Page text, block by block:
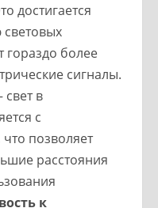
достигается
гораздо более
сигналы.
свет в
с
позволяет
расстояния
к